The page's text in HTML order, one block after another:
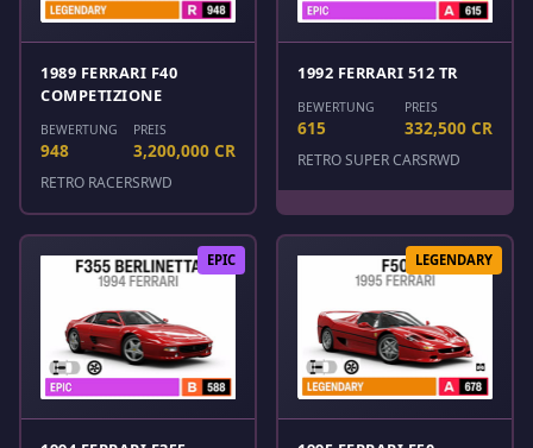
1989 FERRARI F40
COMPETIZIONE
BEWERTUNG
948
PREIS
3,200,000 CR
RETRO RACERSRWD
1992 FERRARI 512 TR
BEWERTUNG
615
PREIS
332,500 CR
RETRO SUPER CARSRWD
EPIC LEGENDARY